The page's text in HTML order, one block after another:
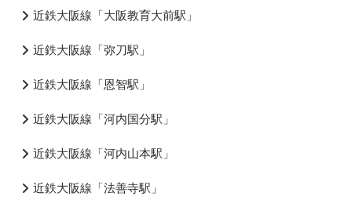
近鉄大阪線「大阪教育大前駅」
近鉄大阪線「弥刀駅」
近鉄大阪線「恩智駅」
近鉄大阪線「河内国分駅」
近鉄大阪線「河内山本駅」
近鉄大阪線「法善寺駅」